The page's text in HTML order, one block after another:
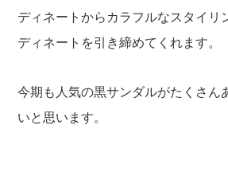
ディネートからカラフルなスタイリ
ディネートを引き締めてくれます。
今期も人気の黒サンダルがたくさん
いと思います。